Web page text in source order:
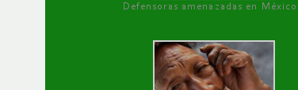
Defensoras amenazadas en México